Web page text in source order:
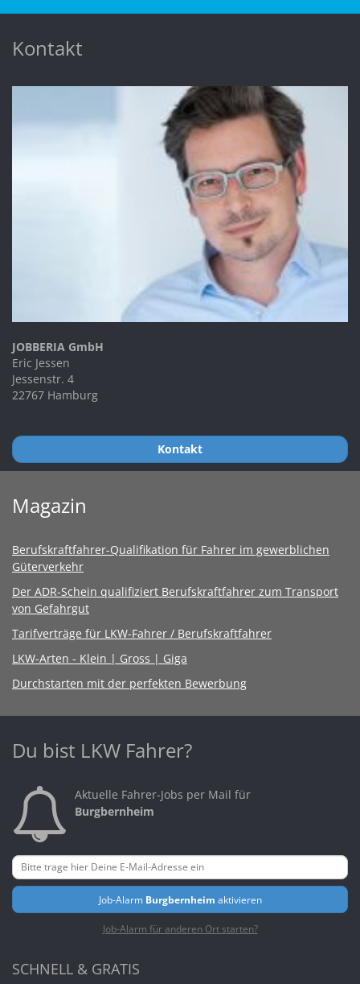
Kontakt
JOBBERIA GmbH
Eric Jessen
Jessenstr. 4
22767 Hamburg
Kontakt
Magazin
Berufskraftfahrer-Qualifikation für Fahrer im gewerblichen
Güterverkehr
Der ADR-Schein qualifiziert Berufskraftfahrer zum Transport
von Gefahrgut
Tarifverträge für LKW-Fahrer / Berufskraftfahrer
LKW-Arten - Klein | Gross | Giga
Durchstarten mit der perfekten Bewerbung
Du bist LKW Fahrer?
Aktuelle Fahrer-Jobs per Mail für
Burgbernheim
Job-Alarm Burgbernheim aktivieren
Job-Alarm für anderen Ort starten?
SCHNELL & GRATIS